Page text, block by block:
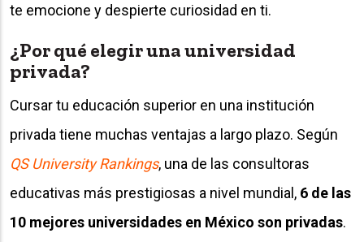
te emocione y despierte curiosidad en ti.
¿Por qué elegir una universidad
privada?
Cursar tu educación superior en una institución
privada tiene muchas ventajas a largo plazo. Según
QS University Rankings, una de las consultoras
educativas más prestigiosas a nivel mundial, 6 de las
10 mejores universidades en México son privadas.